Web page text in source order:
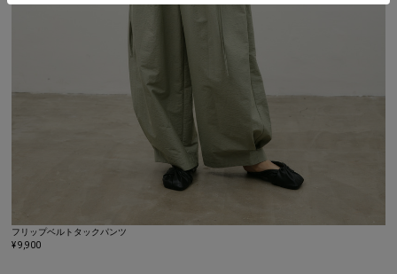
フリップベルトタックパンツ
¥ 9,900